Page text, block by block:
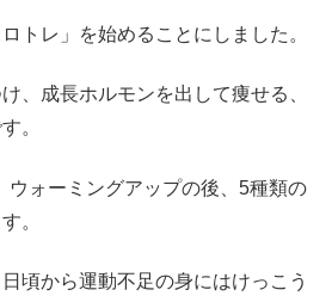
トレ」を始めることにしました。
、成長ホルモンを出して痩せる、
。
ウォーミングアップの後、5種類の
。
頃から運動不足の身にはけっこう